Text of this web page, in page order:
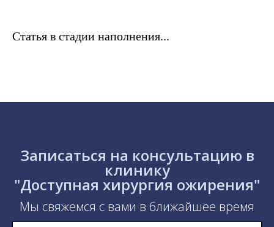
Статья в стадии наполнения...
Записаться на консультацию в
клинику
"Доступная хирургия ожирения"
Мы свяжемся с вами в ближайшее время